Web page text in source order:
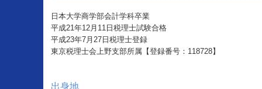
日本大学商学部会計学科卒業
平成21年12月11日税理士試験合格
平成23年7月27日税理士登録
東京税理士会上野支部所属【登録番号：118728】
出身地